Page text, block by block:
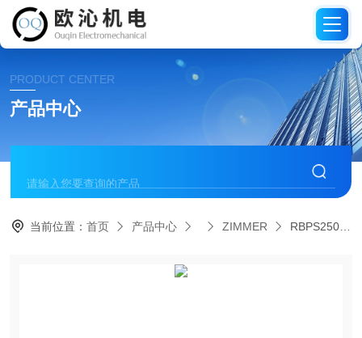
PRODUCT CENTER
产品中心
当前位置：首页 产品中心 ZIMMER RBPS2500-A德国ZIMMER夹紧元件